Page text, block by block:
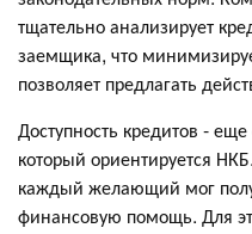
тщательно анализирует
заемщика, что
позволяет предлагать
Доступность кредитов -
который ориентируется
каждый желающий мог
финансовую помощь. Для